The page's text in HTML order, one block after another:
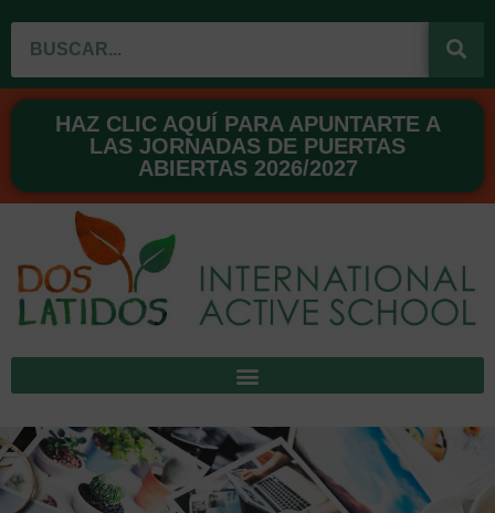
o
o
k
b
e
g
r
a
m
r
e
s
t
d
i
n
HAZ CLIC AQUÍ PARA APUNTARTE A
LAS JORNADAS DE PUERTAS
ABIERTAS 2026/2027